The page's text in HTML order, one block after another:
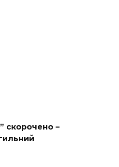
скорочено –